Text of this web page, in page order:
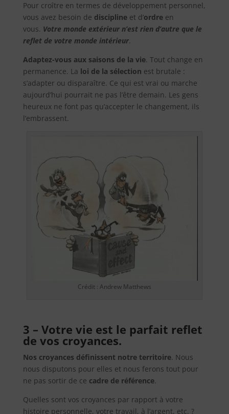
Pour croître en termes de développement personnel,
vous avez besoin de disciplineet d’ordreen
vous. Votre monde extérieur n’est rien d’autre que le
reflet de votre monde intérieur.
Adaptez-vous aux saisons de la vie. Tout change en
permanence. La loi de la sélection est brutale :
s’adapter ou disparaître. Ce qui est vrai ou marche
aujourd’hui pourrait ne pas l’être demain. Les gens
heureux ne font pas qu’accepter le changement, ils
l’embrassent.
Crédit : Andrew Matthews
3 – Votre vie est le parfait reflet
de vos croyances.
Nos croyances définissent notre territoire. Nous
nous disputons pour elles et nous ferons tout pour
ne pas sortir de ce cadre de référence.
Quelles sont vos croyances par rapport à votre
histoire personnelle, votre travail, à l’argent, etc. ?